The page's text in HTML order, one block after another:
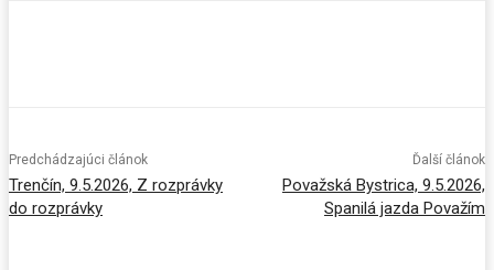
Predchádzajúci článok
Trenčín, 9.5.2026, Z rozprávky
do rozprávky
Ďalší článok
Považská Bystrica, 9.5.2026,
Spanilá jazda Považím